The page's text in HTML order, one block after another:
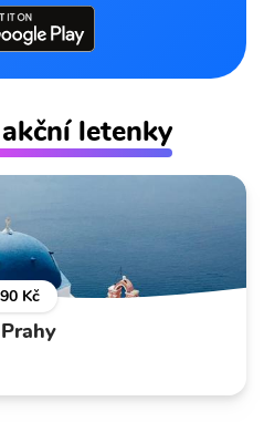
letenky
Kč